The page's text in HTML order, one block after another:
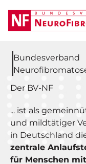
Bundesverband
Der BV-NF
... ist als
und mildtätiger
in Deutschland
zentrale
für Menschen mit